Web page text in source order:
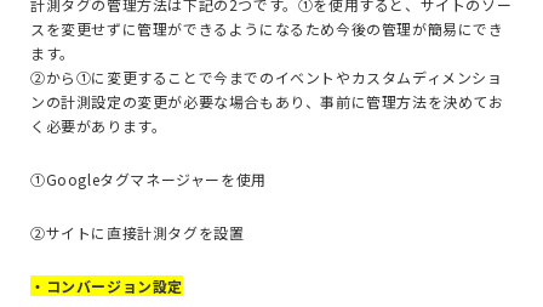
スを変更せずに管理ができるようになるため今後の管理が簡易にでき
ます。
②から①に変更することで今までのイベントやカスタムディメンショ
ンの計測設定の変更が必要な場合もあり、事前に管理方法を決めてお
く必要があります。
①Googleタグマネージャーを使用
②サイトに直接計測タグを設置
・コンバージョン設定